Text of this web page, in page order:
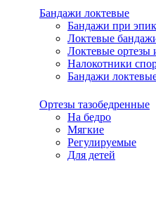
Бандажи локтевые
Бандажи при
Локтевые
Локтевые
Налокотники
Бандажи
Ортезы тазобедренные
На бедро
Мягкие
Регулируемые
Для детей